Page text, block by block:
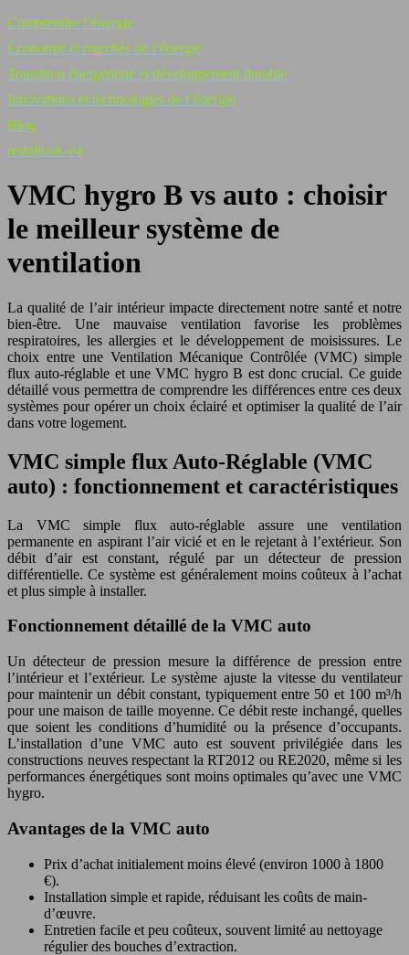
Comprendre l’énergie
Économie et marchés de l’énergie
Transition énergétique et développement durable
Innovations et technologies de l’énergie
Blog
restabook-v4
VMC hygro B vs auto : choisir
le meilleur système de
ventilation
La qualité de l’air intérieur impacte directement notre santé et notre
bien-être. Une mauvaise ventilation favorise les problèmes
respiratoires, les allergies et le développement de moisissures. Le
choix entre une Ventilation Mécanique Contrôlée (VMC) simple
flux auto-réglable et une VMC hygro B est donc crucial. Ce guide
détaillé vous permettra de comprendre les différences entre ces deux
systèmes pour opérer un choix éclairé et optimiser la qualité de l’air
dans votre logement.
VMC simple flux Auto-Réglable (VMC
auto) : fonctionnement et caractéristiques
La VMC simple flux auto-réglable assure une ventilation
permanente en aspirant l’air vicié et en le rejetant à l’extérieur. Son
débit d’air est constant, régulé par un détecteur de pression
différentielle. Ce système est généralement moins coûteux à l’achat
et plus simple à installer.
Fonctionnement détaillé de la VMC auto
Un détecteur de pression mesure la différence de pression entre
l’intérieur et l’extérieur. Le système ajuste la vitesse du ventilateur
pour maintenir un débit constant, typiquement entre 50 et 100 m³/h
pour une maison de taille moyenne. Ce débit reste inchangé, quelles
que soient les conditions d’humidité ou la présence d’occupants.
L’installation d’une VMC auto est souvent privilégiée dans les
constructions neuves respectant la RT2012 ou RE2020, même si les
performances énergétiques sont moins optimales qu’avec une VMC
hygro.
Avantages de la VMC auto
Prix d’achat initialement moins élevé (environ 1000 à 1800
€).
Installation simple et rapide, réduisant les coûts de main-
d’œuvre.
Entretien facile et peu coûteux, souvent limité au nettoyage
régulier des bouches d’extraction.